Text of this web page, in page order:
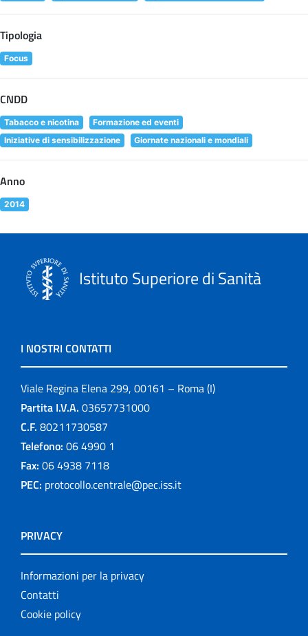
Tipologia
Focus
CNDD
Tabacco e nicotina
Formazione ed eventi
Iniziative di sensibilizzazione
Giornate nazionali e mondiali
Anno
2014
Istituto Superiore di Sanità
I NOSTRI CONTATTI
Viale Regina Elena 299, 00161 – Roma (I)
Partita I.V.A. 03657731000
C.F. 80211730587
Telefono: 06 4990 1
Fax: 06 4938 7118
PEC: protocollo.centrale@pec.iss.it
PRIVACY
Informazioni per la privacy
Contatti
Cookie policy